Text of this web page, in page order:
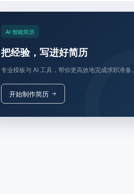
AI 智能简历
把经验，写进好简历
专业模板与 AI 工具，帮你更高效地完成求职准备。
开始制作简历